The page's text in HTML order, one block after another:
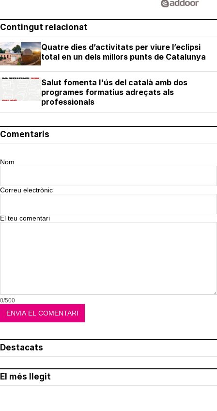
Contingut relacionat
Quatre dies d’activitats per viure l’eclipsi
total en un dels millors punts de Catalunya
Salut fomenta l'ús del català amb dos
programes formatius adreçats als
professionals
Comentaris
Nom
Correu electrònic
El teu comentari
0/500
Destacats
El més llegit